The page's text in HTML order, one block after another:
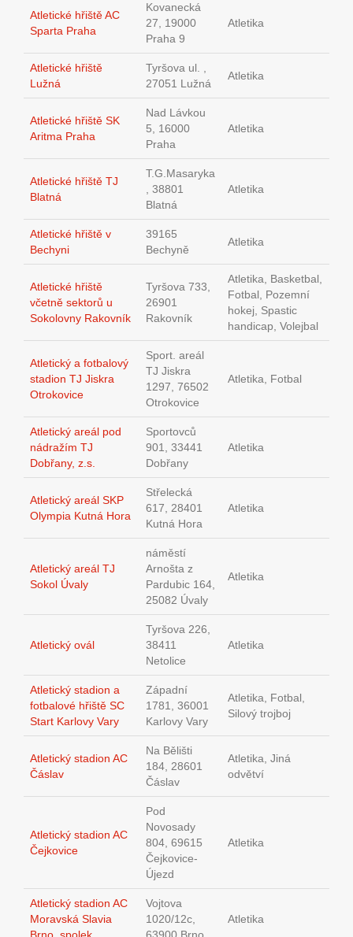
Atletické hřiště AC
Sparta Praha
Kovanecká
27, 19000
Praha 9
Atletika
Atletické hřiště
Lužná
Tyršova ul. ,
27051 Lužná
Atletika
Atletické hřiště SK
Aritma Praha
Nad Lávkou
5, 16000
Praha
Atletika
Atletické hřiště TJ
Blatná
T.G.Masaryka
, 38801
Blatná
Atletika
Atletické hřiště v
Bechyni
39165
Bechyně
Atletika
Atletické hřiště
včetně sektorů u
Sokolovny Rakovník
Tyršova 733,
26901
Rakovník
Atletika, Basketbal,
Fotbal, Pozemní
hokej, Spastic
handicap, Volejbal
Atletický a fotbalový
stadion TJ Jiskra
Otrokovice
Sport. areál
TJ Jiskra
1297, 76502
Otrokovice
Atletika, Fotbal
Atletický areál pod
nádražím TJ
Dobřany, z.s.
Sportovců
901, 33441
Dobřany
Atletika
Atletický areál SKP
Olympia Kutná Hora
Střelecká
617, 28401
Kutná Hora
Atletika
Atletický areál TJ
Sokol Úvaly
náměstí
Arnošta z
Pardubic 164,
25082 Úvaly
Atletika
Atletický ovál
Tyršova 226,
38411
Netolice
Atletika
Atletický stadion a
fotbalové hřiště SC
Start Karlovy Vary
Západní
1781, 36001
Karlovy Vary
Atletika, Fotbal,
Silový trojboj
Atletický stadion AC
Čáslav
Na Bělišti
184, 28601
Čáslav
Atletika, Jiná
odvětví
Atletický stadion AC
Čejkovice
Pod
Novosady
804, 69615
Čejkovice-
Újezd
Atletika
Atletický stadion AC
Moravská Slavia
Vojtova
1020/12c,
Atletika